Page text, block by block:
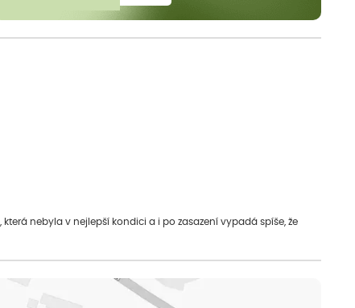
nebyla v nejlepší kondici a i po zasazení vypadá spíše, že